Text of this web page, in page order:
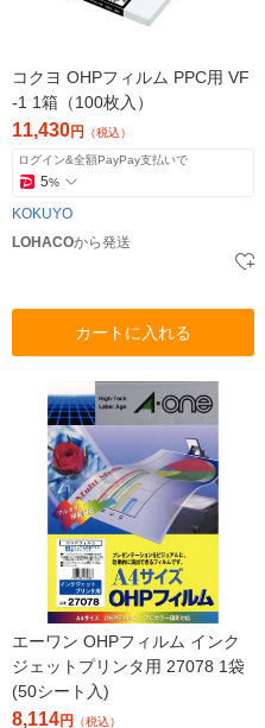
コクヨ OHPフィルム PPC用 VF
-1 1箱（100枚入）
11,430円 （税込）
ログイン&全額PayPay支払いで
5%
KOKUYO
LOHACOから発送
カートに入れる
エーワン OHPフィルム インク
ジェットプリンタ用 27078 1袋
(50シート入)
8,114円 （税込）